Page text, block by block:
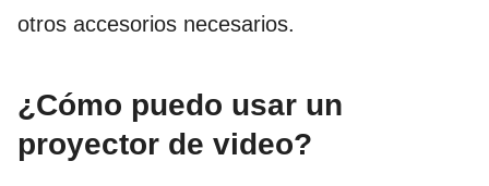
otros accesorios necesarios.
¿Cómo puedo usar un
proyector de video?